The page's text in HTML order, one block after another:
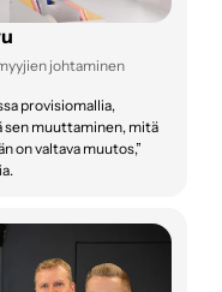
johtaminen
provisiomallia,
muuttaminen, mitä
on valtava muutos,”